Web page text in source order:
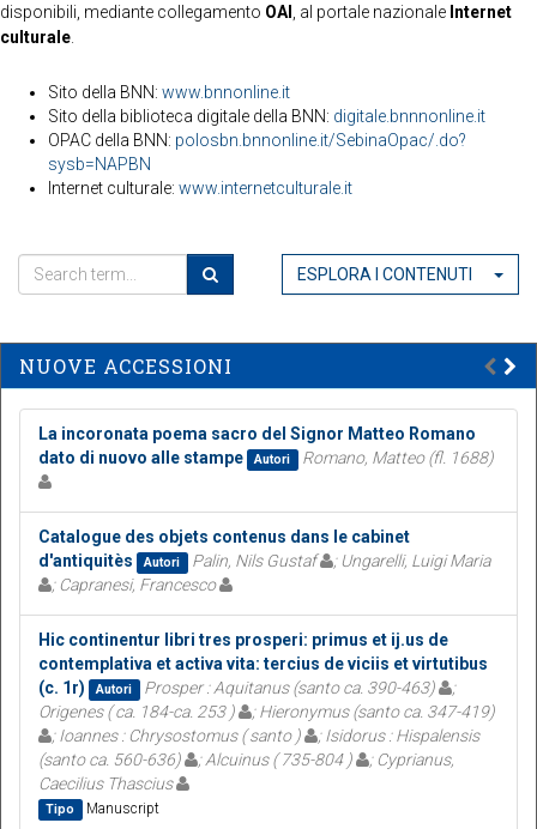
disponibili, mediante collegamento OAI , al portale nazionale Internet
culturale
Sito della BNN: www.bnnonline.it
Sito della biblioteca digitale della BNN: digitale.bnnnonline.it
OPAC della BNN: polosbn.bnnonline.it/SebinaOpac/.do?
sysb=NAPBN
Internet culturale: www.internetculturale.it
ESPLORA I CONTENUTI
NUOVE ACCESSIONI
La incoronata poema sacro del Signor Matteo Romano
dato di nuovo alle stampe
Autori Romano, Matteo (fl. 1688)
Catalogue des objets contenus dans le cabinet
d'antiquitès
Autori Palin, Nils Gustaf
; Ungarelli, Luigi Maria
; Capranesi, Francesco
Hic continentur libri tres prosperi: primus et ij.us de
contemplativa et activa vita: tercius de viciis et virtutibus
(c. 1r)
Autori Prosper : Aquitanus (santo ca. 390-463)
;
Origenes ( ca. 184-ca. 253 )
; Hieronymus (santo ca. 347-419)
; Ioannes : Chrysostomus ( santo )
; Isidorus : Hispalensis
(santo ca. 560-636)
; Alcuinus ( 735-804 )
; Cyprianus,
Caecilius Thascius
Tipo Manuscript